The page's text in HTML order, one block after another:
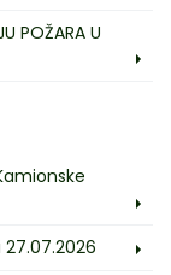
POŽARA U